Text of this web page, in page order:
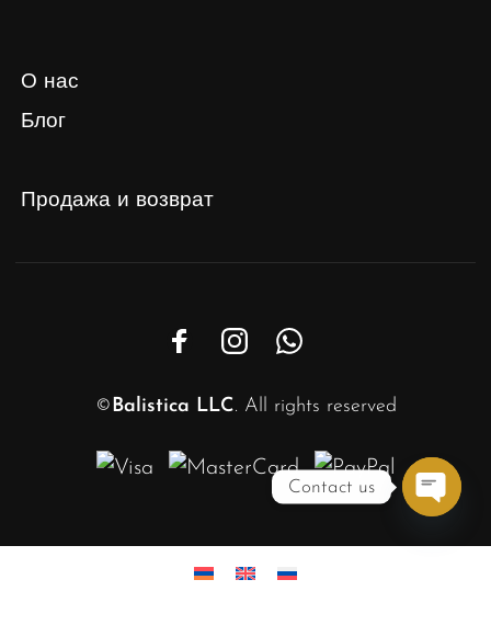
О нас
Блог
Продажа и возврат
© Balistica LLC. All rights reserved
Contact us
chaty